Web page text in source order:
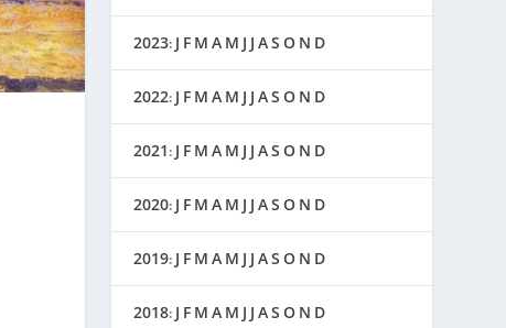
2023: J F M A M J J AS O N D
2022: J F M A M J J AS O N D
2021: J F M A M J J AS O N D
2020: J F M A M J J AS O N D
2019: J F M A M J J AS O N D
2018: J F M A M J J AS O N D